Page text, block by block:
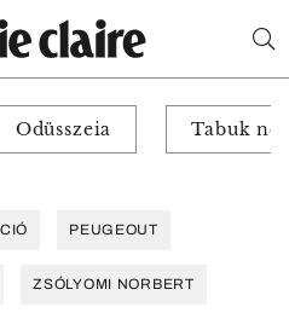
Odüsszeia Tabuk
PEUGEOUT
ZSÓLYOMI NORBERT